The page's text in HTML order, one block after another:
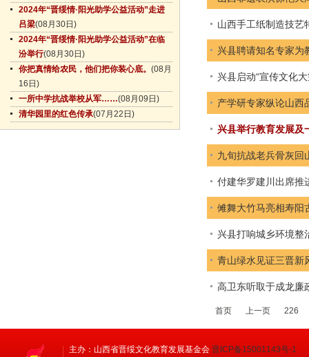
2024年“晋绥情·阳光助学公益活动”走进
吕梁(08月30日)
2024年“晋绥情·阳光助学公益活动”在临
汾举行(08月30日)
你把真情给农民，他们把你装心底。 (08月
16日)
一所中学抗战举校从军……(08月09日)
清华园里的红色传承(07月22日)
山西手工纸制造技艺
兴县聘请知名专家为
兴县启动“宣传文化
产学研专家纵论山西
兴县举行教育发展及
九旬抗战老兵骨灰回
付建华罗建川出席推
傩舞大竹马亮相寿阳
兴县打响城乡环境整
青山绿水见证三晋新
高卫东听取于成龙廉
首页 上一页 226
主办：山西省晋绥文化教育发展基金会 晋ICP备15001143号-1